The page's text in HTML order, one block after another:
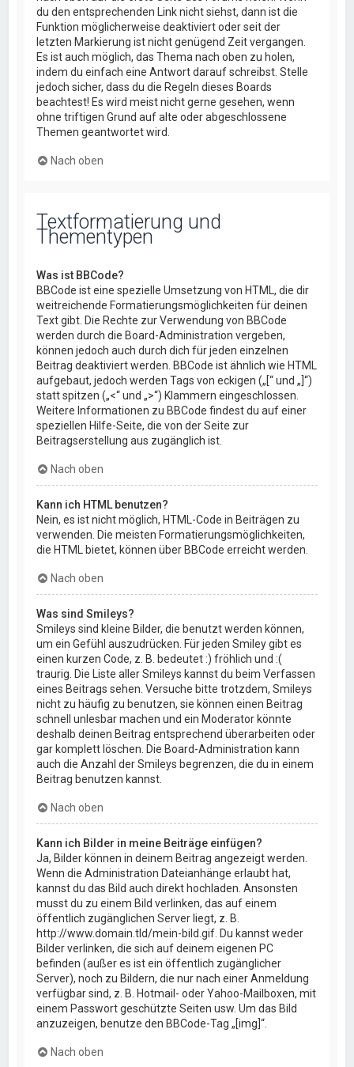
du den entsprechenden Link nicht siehst, dann ist die
Funktion möglicherweise deaktiviert oder seit der
letzten Markierung ist nicht genügend Zeit vergangen.
Es ist auch möglich, das Thema nach oben zu holen,
indem du einfach eine Antwort darauf schreibst. Stelle
jedoch sicher, dass du die Regeln dieses Boards
beachtest! Es wird meist nicht gerne gesehen, wenn
ohne triftigen Grund auf alte oder abgeschlossene
Themen geantwortet wird.
Nach oben
Textformatierung und
Thementypen
Was ist BBCode?
BBCode ist eine spezielle Umsetzung von HTML, die dir
weitreichende Formatierungsmöglichkeiten für deinen
Text gibt. Die Rechte zur Verwendung von BBCode
werden durch die Board-Administration vergeben,
können jedoch auch durch dich für jeden einzelnen
Beitrag deaktiviert werden. BBCode ist ähnlich wie HTML
aufgebaut, jedoch werden Tags von eckigen („[“ und „]“)
statt spitzen („<“ und „>“) Klammern eingeschlossen.
Weitere Informationen zu BBCode findest du auf einer
speziellen Hilfe-Seite, die von der Seite zur
Beitragserstellung aus zugänglich ist.
Nach oben
Kann ich HTML benutzen?
Nein, es ist nicht möglich, HTML-Code in Beiträgen zu
verwenden. Die meisten Formatierungsmöglichkeiten,
die HTML bietet, können über BBCode erreicht werden.
Nach oben
Was sind Smileys?
Smileys sind kleine Bilder, die benutzt werden können,
um ein Gefühl auszudrücken. Für jeden Smiley gibt es
einen kurzen Code, z. B. bedeutet :) fröhlich und :(
traurig. Die Liste aller Smileys kannst du beim Verfassen
eines Beitrags sehen. Versuche bitte trotzdem, Smileys
nicht zu häufig zu benutzen, sie können einen Beitrag
schnell unlesbar machen und ein Moderator könnte
deshalb deinen Beitrag entsprechend überarbeiten oder
gar komplett löschen. Die Board-Administration kann
auch die Anzahl der Smileys begrenzen, die du in einem
Beitrag benutzen kannst.
Nach oben
Kann ich Bilder in meine Beiträge einfügen?
Ja, Bilder können in deinem Beitrag angezeigt werden.
Wenn die Administration Dateianhänge erlaubt hat,
kannst du das Bild auch direkt hochladen. Ansonsten
musst du zu einem Bild verlinken, das auf einem
öffentlich zugänglichen Server liegt, z. B.
http://www.domain.tld/mein-bild.gif. Du kannst weder
Bilder verlinken, die sich auf deinem eigenen PC
befinden (außer es ist ein öffentlich zugänglicher
Server), noch zu Bildern, die nur nach einer Anmeldung
verfügbar sind, z. B. Hotmail- oder Yahoo-Mailboxen, mit
einem Passwort geschützte Seiten usw. Um das Bild
anzuzeigen, benutze den BBCode-Tag „[img]“.
Nach oben